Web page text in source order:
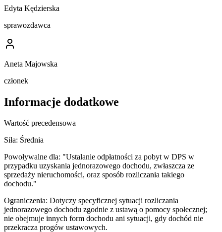
Edyta Kędzierska
sprawozdawca
Aneta Majowska
członek
Informacje dodatkowe
Wartość precedensowa
Siła: Średnia
Powoływalne dla: "Ustalanie odpłatności za pobyt w DPS w
przypadku uzyskania jednorazowego dochodu, zwłaszcza ze
sprzedaży nieruchomości, oraz sposób rozliczania takiego
dochodu."
Ograniczenia: Dotyczy specyficznej sytuacji rozliczania
jednorazowego dochodu zgodnie z ustawą o pomocy społecznej;
nie obejmuje innych form dochodu ani sytuacji, gdy dochód nie
przekracza progów ustawowych.